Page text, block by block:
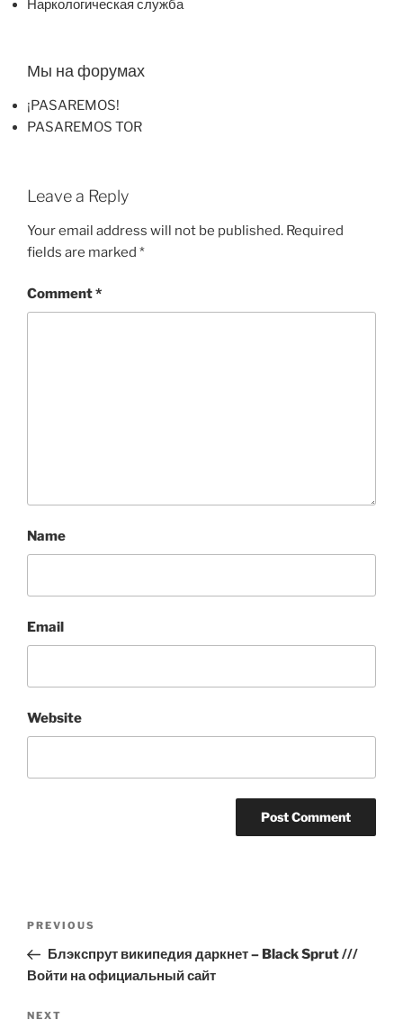
Наркологическая служба
Мы на форумах
¡PASAREMOS!
PASAREMOS TOR
Leave a Reply
Your email address will not be published. Required
fields are marked *
Comment*
Name
Email
Website
Previous
Post
PREVIOUS
Блэкспрут википедия даркнет – Black Sprut ///
Войти на официальный сайт
Next
NEXT